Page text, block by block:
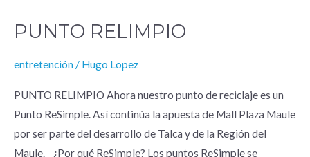
PUNTO RELIMPIO
entretención / Hugo Lopez
PUNTO RELIMPIO Ahora nuestro punto de reciclaje es un
Punto ReSimple. Así continúa la apuesta de Mall Plaza Maule
por ser parte del desarrollo de Talca y de la Región del
Maule. ¿Por qué ReSimple? Los puntos ReSimple se
PUNTO